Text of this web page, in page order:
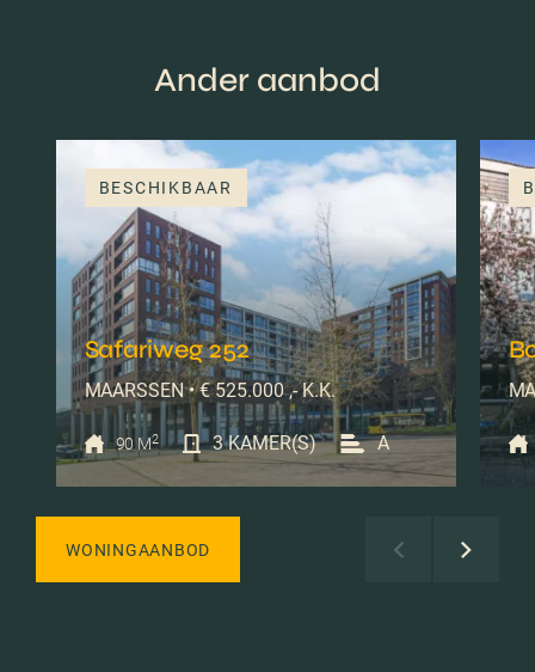
Ander aanbod
BESCHIKBAAR
Safariweg 252
MAARSSEN • € 525.000 ,- K.K.
90 M2 3 KAMER(S) A
WONINGAANBOD